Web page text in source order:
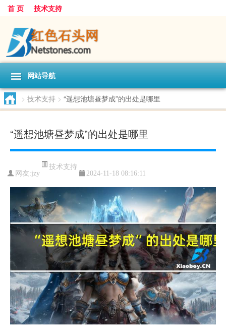
首 页 技术支持
网站导航
> 技术支持 > “遥想池塘昼梦成”的出处是哪里
“遥想池塘昼梦成”的出处是哪里
网友:jzy
技术支持
2024-11-18 08:16:11